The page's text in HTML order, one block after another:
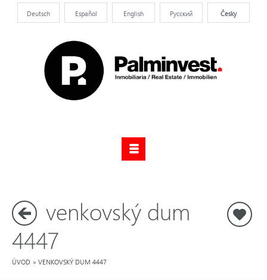
Deutsch Español English Pусский Česky
venkovský dum
4447
ÚVOD » VENKOVSKÝ DUM 4447